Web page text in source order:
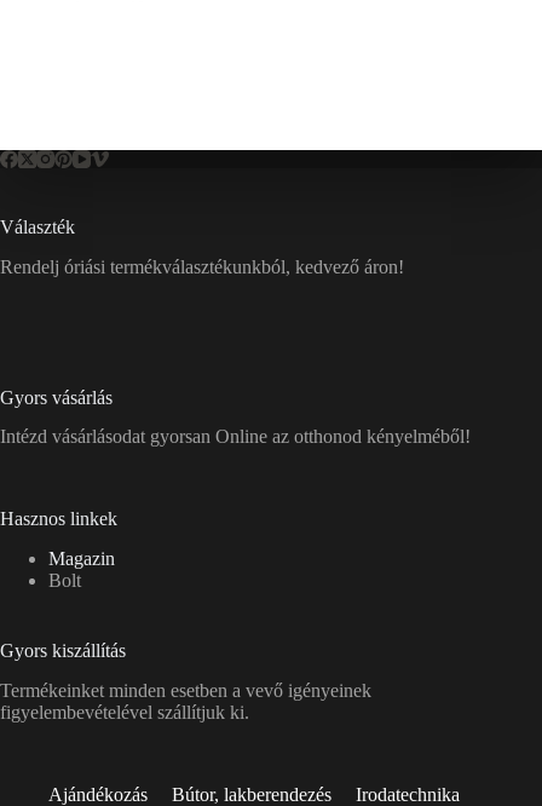
Választék
Rendelj óriási termékválasztékunkból, kedvező áron!
Gyors vásárlás
Intézd vásárlásodat gyorsan Online az otthonod kényelméből!
Hasznos linkek
Magazin
Bolt
Gyors kiszállítás
Termékeinket minden esetben a vevő igényeinek
figyelembevételével szállítjuk ki.
Ajándékozás Bútor, lakberendezés Irodatechnika